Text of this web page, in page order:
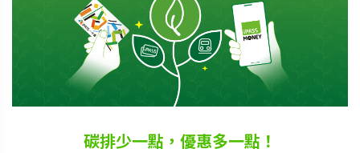
碳排少一點，優惠多一點！